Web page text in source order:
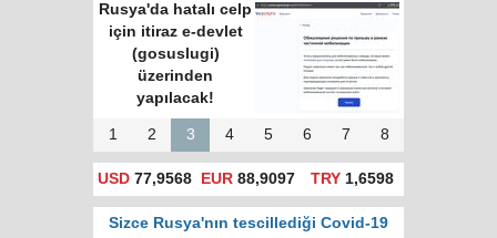
Rusya'da hatalı celp
için itiraz e-devlet
(gosuslugi)
üzerinden
yapılacak!
1 2 3 4 5 6 7 8
USD 77,9568 EUR 88,9097 TRY1,6598
Sizce Rusya'nın tescillediği Covid-19